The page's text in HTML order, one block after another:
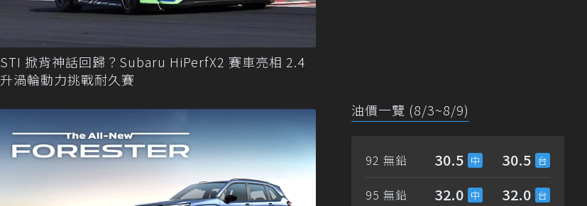
STI 掀背神話回歸？Subaru HiPerfX2 賽車亮相 2.4
升渦輪動力挑戰耐久賽
油價一覽 (8/3~8/9)
92 無鉛 30.5 30.5
95 無鉛 32.0 32.0